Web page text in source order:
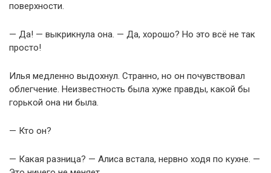
поверхности.
— Да! — выкрикнула она. — Да, хорошо? Но это всё не так
просто!
Илья медленно выдохнул. Странно, но он почувствовал
облегчение. Неизвестность была хуже правды, какой бы
горькой она ни была.
— Кто он?
— Какая разница? — Алиса встала, нервно ходя по кухне. —